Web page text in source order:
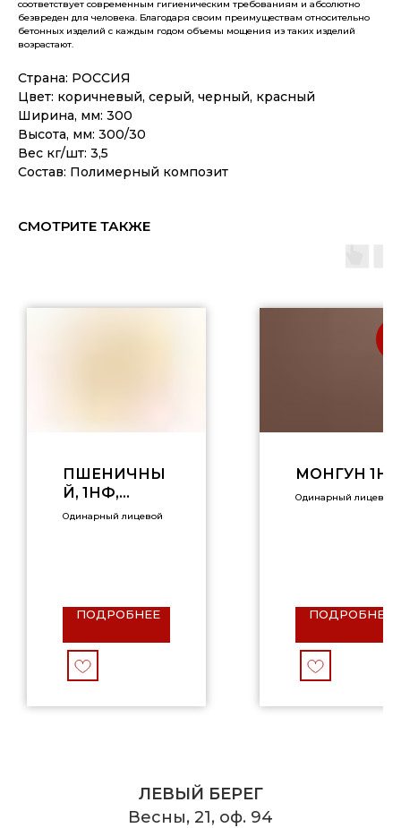
соответствует современным гигиеническим требованиям и абсолютно
безвреден для человека. Благодаря своим преимуществам относительно
бетонных изделий с каждым годом объемы мощения из таких изделий
возрастают.
Страна: РОССИЯ
Цвет: коричневый, серый, черный, красный
Ширина, мм: 300
Высота, мм: 300/30
Вес кг/шт: 3,5
Состав: Полимерный композит
СМОТРИТЕ ТАКЖЕ
ПШЕНИЧНЫ
Й, 1НФ,
ГЛАДКИЙ
Одинарный лицевой
ПОДРОБНЕЕ
МОНГУН
Одинарный лицевой
ПОДРОБНЕЕ
ЛЕВЫЙ БЕРЕГ
Весны, 21, оф. 94